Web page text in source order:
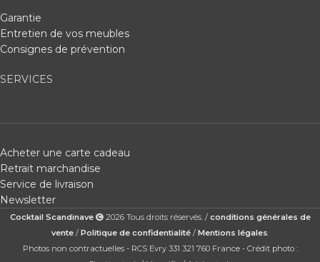
Garantie
Entretien de vos meubles
Consignes de prévention
SERVICES
Acheter une carte cadeau
Retrait marchandise
Service de livraison
Newsletter
Cocktail Scandinave 2026 Tous droits réservés. / conditions générales de
vente/ Politique de confidentialité/ Mentions légales.
Photos non contractuelles - RCS Evry 331 321 760 France - Crédit photo :